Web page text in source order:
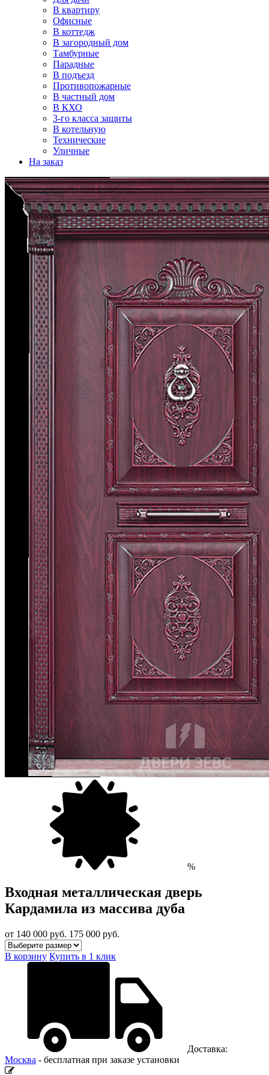
В квартиру
Офисные
В коттедж
В загородный дом
Тамбурные
Парадные
В подъезд
Противопожарные
В частный дом
В КХО
3-го класса защиты
В котельную
Технические
Уличные
На заказ
%
Входная металлическая дверь
Кардамила из массива дуба
от 140 000 руб. 175 000 руб.
В корзину Купить в 1 клик
Доставка:
Москва - бесплатная при заказе установки